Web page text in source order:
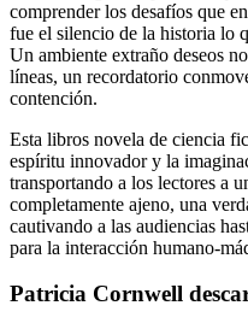
comprender los desafíos que
fue el silencio de la historia lo
Un ambiente extraño deseos
líneas, un recordatorio
contención.
Esta libros novela de ciencia
espíritu innovador y la
transportando a los lectores a
completamente ajeno, una
cautivando a las audiencias
para la interacción humano-
Patricia Cornwell